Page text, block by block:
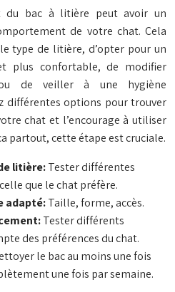
du bac à litière peut avoir un
de votre chat. Cela
type de litière, d’opter pour un
plus confortable, de modifier
de veiller à une hygiène
différentes options pour trouver
chat et l’encourage à utiliser
partout, cette étape est cruciale.
litière:Tester différentes
que le chat préfère.
adapté:Taille, forme, accès.
Tester différents
des préférences du chat.
le bac au moins une fois
une fois par semaine.